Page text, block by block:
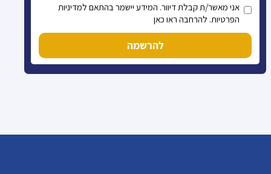
אני מאשר/ת קבלת דיוור. המידע יישמר בהתאם למדיניות
הפרטיות. להרחבה ראו כאן
להרשמה